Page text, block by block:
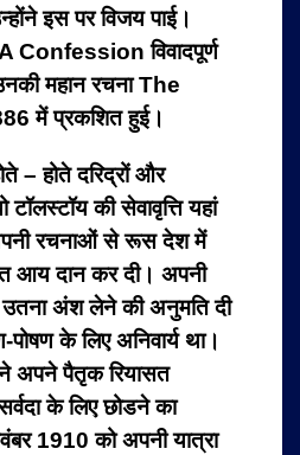
इस पर विजय पाई।
Confession विवादपूर्ण
महान रचना The
में प्रकशित हुई।
– होते दरिद्रों और
की सेवावृत्ति यहां
रचनाओं से रूस देश में
आय दान कर दी। अपनी
उतना अंश लेने की अनुमति दी
पोषण के लिए अनिवार्य था।
अपने पैतृक रियासत
के लिए छोडने का
1910 को अपनी यात्रा